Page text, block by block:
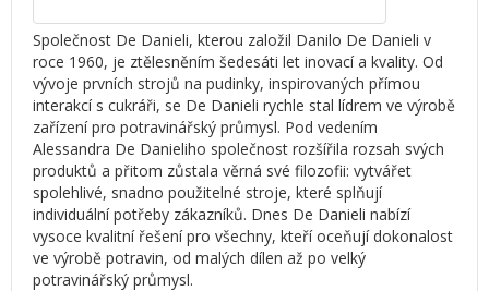
Společnost De Danieli, kterou založil Danilo De Danieli v
roce 1960, je ztělesněním šedesáti let inovací a kvality. Od
vývoje prvních strojů na pudinky, inspirovaných přímou
interakcí s cukráři, se De Danieli rychle stal lídrem ve výrobě
zařízení pro potravinářský průmysl. Pod vedením
Alessandra De Danieliho společnost rozšířila rozsah svých
produktů a přitom zůstala věrná své filozofii: vytvářet
spolehlivé, snadno použitelné stroje, které splňují
individuální potřeby zákazníků. Dnes De Danieli nabízí
vysoce kvalitní řešení pro všechny, kteří oceňují dokonalost
ve výrobě potravin, od malých dílen až po velký
potravinářský průmysl.